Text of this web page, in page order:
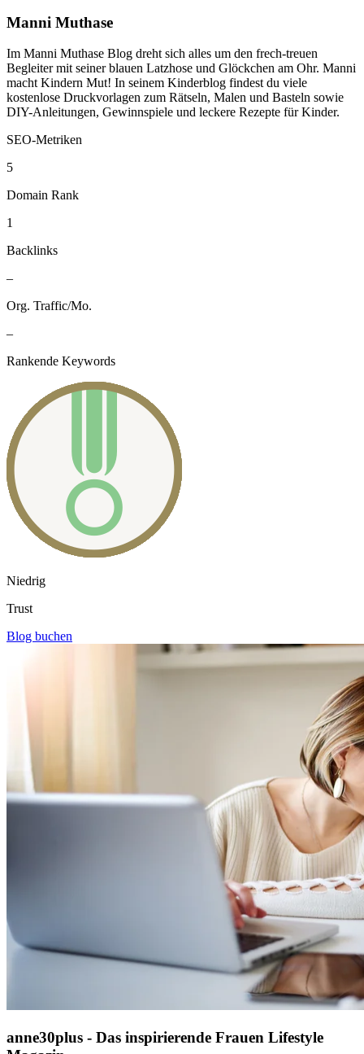
Manni Muthase
Im Manni Muthase Blog dreht sich alles um den frech-treuen
Begleiter mit seiner blauen Latzhose und Glöckchen am Ohr. Manni
macht Kindern Mut! In seinem Kinderblog findest du viele
kostenlose Druckvorlagen zum Rätseln, Malen und Basteln sowie
DIY-Anleitungen, Gewinnspiele und leckere Rezepte für Kinder.
SEO-Metriken
5
Domain Rank
1
Backlinks
–
Org. Traffic/Mo.
–
Rankende Keywords
Niedrig
Trust
Blog buchen
anne30plus - Das inspirierende Frauen Lifestyle